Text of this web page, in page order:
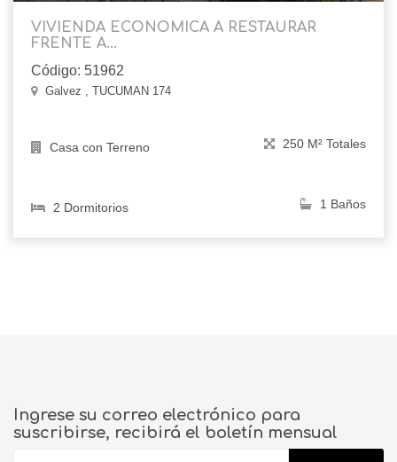
VIVIENDA ECONOMICA A RESTAURAR
FRENTE A...
Código: 51962
Galvez , TUCUMAN 174
Casa con Terreno 250 M² Totales
2 Dormitorios 1 Baños
Ingrese su correo electrónico para
suscribirse, recibirá el boletín mensual